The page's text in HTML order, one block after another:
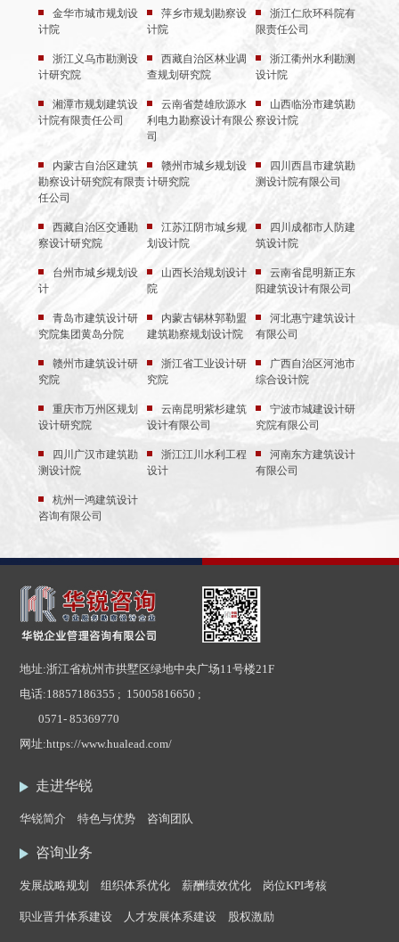
金华市城市规划设
计院
萍乡市规划勘察设
计院
浙江仁欣环科院有
限责任公司
浙江义乌市勘测设
计研究院
西藏自治区林业调
查规划研究院
浙江衢州水利勘测
设计院
湘潭市规划建筑设
计院有限责任公司
云南省楚雄欣源水
利电力勘察设计有限公
司
山西临汾市建筑勘
察设计院
内蒙古自治区建筑
勘察设计研究院有限责
任公司
赣州市城乡规划设
计研究院
四川西昌市建筑勘
测设计院有限公司
西藏自治区交通勘
察设计研究院
江苏江阴市城乡规
划设计院
四川成都市人防建
筑设计院
台州市城乡规划设
计
山西长治规划设计
院
云南省昆明新正东
阳建筑设计有限公司
青岛市建筑设计研
究院集团黄岛分院
内蒙古锡林郭勒盟
建筑勘察规划设计院
河北惠宁建筑设计
有限公司
赣州市建筑设计研
究院
浙江省工业设计研
究院
广西自治区河池市
综合设计院
重庆市万州区规划
设计研究院
云南昆明紫杉建筑
设计有限公司
宁波市城建设计研
究院有限公司
四川广汉市建筑勘
测设计院
浙江江川水利工程
设计
河南东方建筑设计
有限公司
杭州一鸿建筑设计
咨询有限公司
走进华锐
华锐简介 特色与优势 咨询团队
咨询业务
发展战略规划 组织体系优化 薪酬绩效优化 岗位KPI考核
职业晋升体系建设 人才发展体系建设 股权激励
地址:浙江省杭州市拱墅区绿地中央广场11号楼21F
电话:18857186355 ; 15005816650 ;
0571- 85369770
网址:https://www.hualead.com/